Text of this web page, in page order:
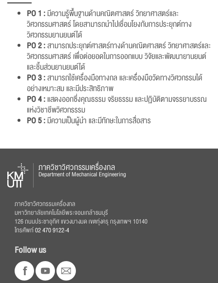
PO 1 :มีความรู้พื้นฐานด้านคณิตศาสตร์ วิทยาศาสตร์และ
วิศวกรรมศาสตร์ โดยสามารถนำไปเชื่อมโยงกับการประยุกต์ทาง
วิศวกรรมยานยนต์ได้
PO 2 :สามารถประยุกต์ศาสตร์ทางด้านคณิตศาสตร์ วิทยาศาสตร์และ
วิศวกรรมศาสตร์ เพื่อต่อยอดในการออกแบบ วิจัยและพัฒนายานยนต์
และชิ้นส่วนยานยนต์ได้
PO 3 :สามารถใช้เครื่องมือทางกล และเครื่องมือวัดทางวิศวกรรมได้
อย่างเหมาะสม และมีประสิทธิภาพ
PO 4 :แสดงออกซึ่งคุณธรรม จริยธรรม และปฏิบัติตามจรรยาบรรณ
แห่งวิชาชีพวิศวกรรรม
PO 5 :มีความเป็นผู้นำ และมีทักษะในการสื่อสาร
ภาควิชาวิศวกรรมเครื่องกล
Department of Mechanical Engineering
ภาควิชาวิศวกรรมเครื่องกล
มหาวิทยาลัยเทคโนโลยีพระจอมเกล้าธนบุรี
126 ถนนประชาอุทิศ แขวงบางมด เขตทุ่งครุ กรุงเทพฯ 10140
โทรศัพท์02 470 9122-4
Follow us